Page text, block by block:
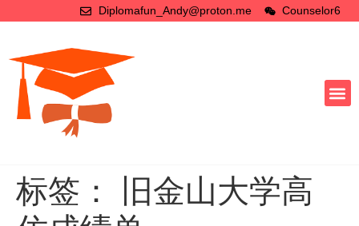
Diplomafun_Andy@proton.me Counselor6
标签：
旧金山大学高